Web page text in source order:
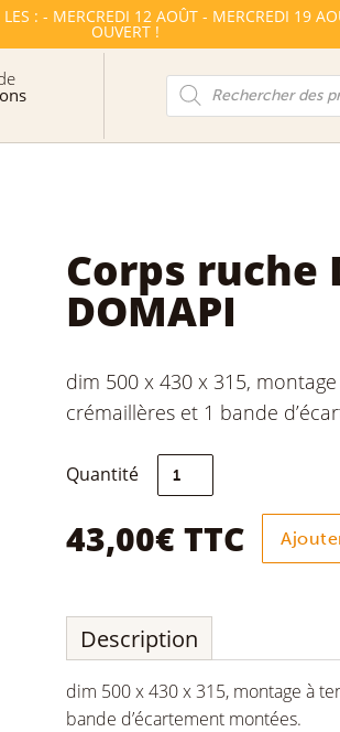
: - MERCREDI 12 AOÛT - MERCREDI 19
OUVERT !
Recherche
de
produits
Corps ruche
DOMAPI
dim 500 x 430 x 315,
crémaillères et 1 bande
Quantité quantité
de
Corps
ruche
Dadant
43,00€ TTC
Description
dim 500 x 430 x 315, montage à
bande d’écartement montées.